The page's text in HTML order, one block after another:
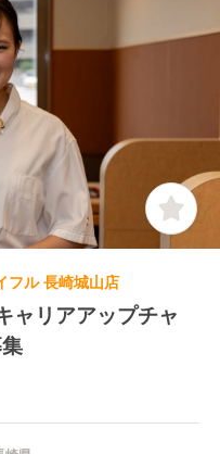
フル 長崎城山店
ャリアアップチャ